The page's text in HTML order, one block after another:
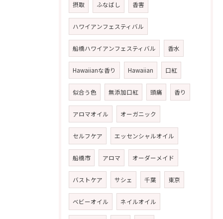
摂取 ふなばし 香害
ハワイアンフェスティバル
船橋ハワイアンフェスティバル 香水
Hawaiianな香り Hawaiian 口紅
似合う色 無添加口紅 頭痛 香り
アロマオイル オーガニック
セルフケア エッセンシャルオイル
船橋市 アロマ オーダーメイド
バストケア サシェ 千葉 東京
ベビーオイル ネイルオイル